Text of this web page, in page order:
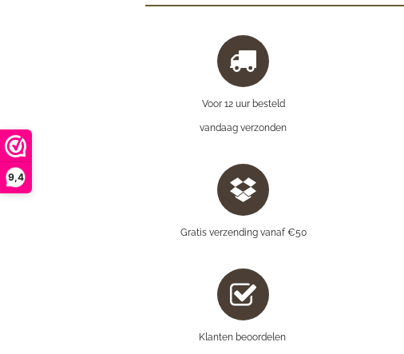
9,4
Voor 12 uur besteld
vandaag verzonden
Gratis verzending vanaf €50
Klanten beoordelen